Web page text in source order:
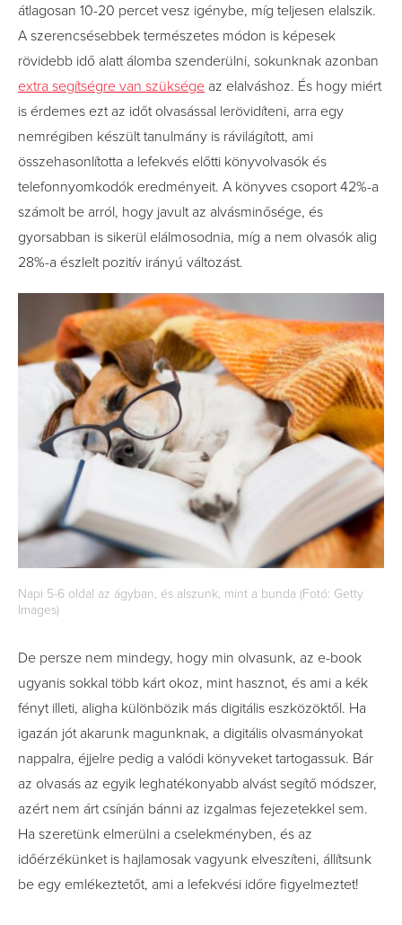
átlagosan 10-20 percet vesz igénybe, míg teljesen elalszik.
A szerencsésebbek természetes módon is képesek
rövidebb idő alatt álomba szenderülni, sokunknak azonban
extra segítségre van szüksége az elalváshoz. És hogy miért
is érdemes ezt az időt olvasással lerövidíteni, arra egy
nemrégiben készült tanulmány is rávilágított, ami
összehasonlította a lefekvés előtti könyvolvasók és
telefonnyomkodók eredményeit. A könyves csoport 42%-a
számolt be arról, hogy javult az alvásminősége, és
gyorsabban is sikerül elálmosodnia, míg a nem olvasók alig
28%-a észlelt pozitív irányú változást.
Napi 5-6 oldal az ágyban, és alszunk, mint a bunda (Fotó: Getty
Images)
De persze nem mindegy, hogy min olvasunk, az e-book
ugyanis sokkal több kárt okoz, mint hasznot, és ami a kék
fényt illeti, aligha különbözik más digitális eszközöktől. Ha
igazán jót akarunk magunknak, a digitális olvasmányokat
nappalra, éjjelre pedig a valódi könyveket tartogassuk. Bár
az olvasás az egyik leghatékonyabb alvást segítő módszer,
azért nem árt csínján bánni az izgalmas fejezetekkel sem.
Ha szeretünk elmerülni a cselekményben, és az
időérzékünket is hajlamosak vagyunk elveszíteni, állítsunk
be egy emlékeztetőt, ami a lefekvési időre figyelmeztet!